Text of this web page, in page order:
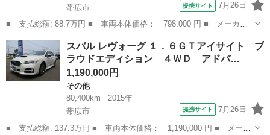
帯広市
提携サイト 7月26日
■ 支払総額: 88.7万円 ■ 車両本体価格： 798,000 円 ■ メーカー
名： スバル ■ 車種名： レヴォーグ ■ グレード名： １．６Ｇ
Ｔ－Ｓアイサイト ４ＷＤ アドバンスドセーフティーパッケージ
プリクラッシ...
北海道 帯広市 その他
スバル レヴォーグ １．６ＧＴアイサイト プ
ラウドエディション ４ＷＤ アドバ…
1,190,000円
その他
80,400km
2015年
帯広市
提携サイト 7月26日
■ 支払総額: 137.3万円 ■ 車両本体価格： 1,190,000 円 ■ メーカ